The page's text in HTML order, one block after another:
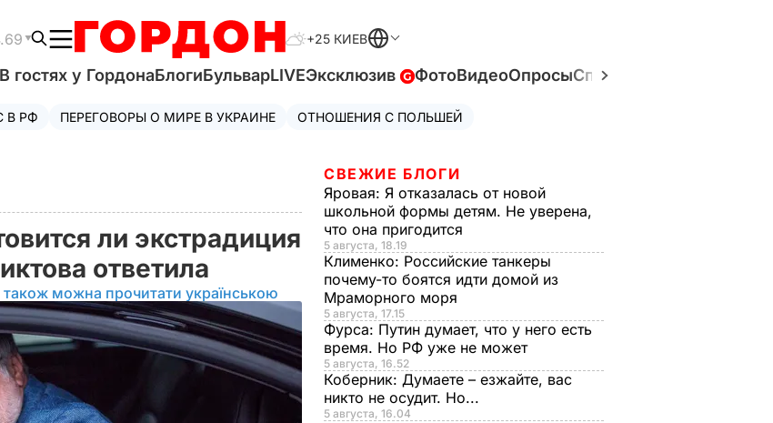
+25 КИЕВ
В гостях у ГордонаБлогиБульварLIVEЭксклюзив ФотоВидеоОпросыСпецпроекты
В РФ ПЕРЕГОВОРЫ О МИРЕ В УКРАИНЕ ОТНОШЕНИЯ С ПОЛЬШЕЙ
ли экстрадиция
ответила
також можна прочитати українською
СВЕЖИЕ БЛОГИ
Яровая: Я отказалась от новой
школьной формы детям. Не уверена,
что она пригодится
5 августа, 18.19
Клименко: Российские танкеры
почему-то боятся идти домой из
Мраморного моря
5 августа, 17.15
Фурса: Путин думает, что у него есть
время. Но РФ уже не может
5 августа, 16.52
Коберник: Думаете – езжайте, вас
никто не осудит. Но...
5 августа, 16.04